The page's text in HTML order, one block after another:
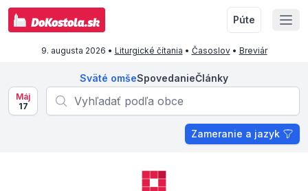
Púte
9. augusta 2026 • Liturgické čítania • Časoslov• Breviár
Sväté omšeSpovedanieČlánky
Máj
17
Zameranie a jazyk